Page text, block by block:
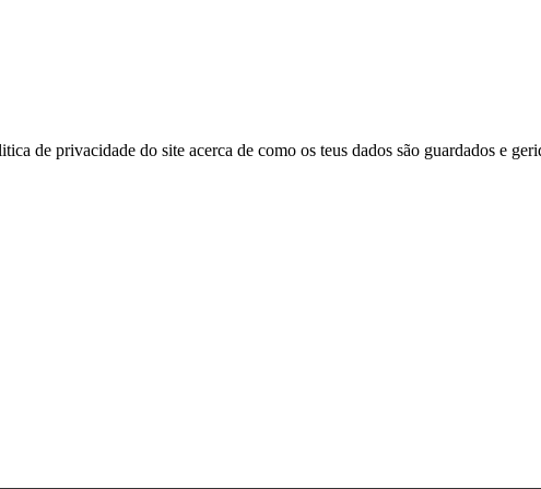
de privacidade do site acerca de como os teus dados são guardados e